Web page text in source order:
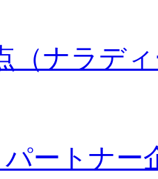
（ナラデ
パートナー